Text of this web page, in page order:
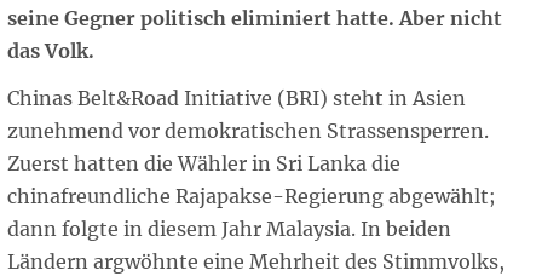
seine Gegner politisch eliminiert hatte. Aber nicht
das Volk.
Chinas Belt&Road Initiative (BRI) steht in Asien
zunehmend vor demokratischen Strassensperren.
Zuerst hatten die Wähler in Sri Lanka die
chinafreundliche Rajapakse-Regierung abgewählt;
dann folgte in diesem Jahr Malaysia. In beiden
Ländern argwöhnte eine Mehrheit des Stimmvolks,